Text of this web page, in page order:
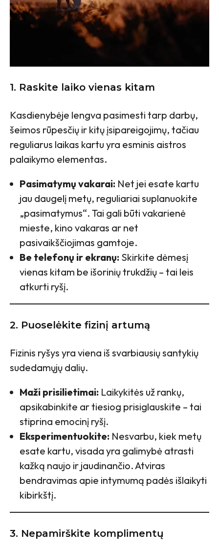
1. Raskite laiko vienas kitam
Kasdienybėje lengva pasimesti tarp darbų,
šeimos rūpesčių ir kitų įsipareigojimų, tačiau
reguliarus laikas kartu yra esminis aistros
palaikymo elementas.
Pasimatymų vakarai: Net jei esate kartu
jau daugelį metų, reguliariai suplanuokite
„pasimatymus“. Tai gali būti vakarienė
mieste, kino vakaras ar net
pasivaikščiojimas gamtoje.
Be telefonų ir ekranų: Skirkite dėmesį
vienas kitam be išorinių trukdžių – tai leis
atkurti ryšį.
2. Puoselėkite fizinį artumą
Fizinis ryšys yra viena iš svarbiausių santykių
sudedamųjų dalių.
Maži prisilietimai: Laikykitės už rankų,
apsikabinkite ar tiesiog prisiglauskite – tai
stiprina emocinį ryšį.
Eksperimentuokite: Nesvarbu, kiek metų
esate kartu, visada yra galimybė atrasti
kažką naujo ir jaudinančio. Atviras
bendravimas apie intymumą padės išlaikyti
kibirkštį.
3. Nepamirškite komplimentų